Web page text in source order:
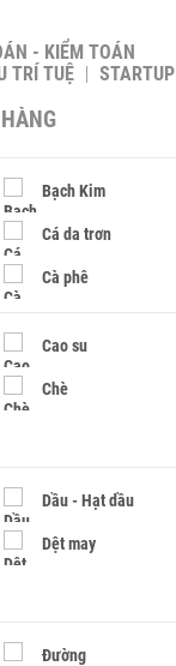
- KIỂM TOÁN
TRÍ TUỆ
STARTUP
Bạch Kim
Cá da trơn
Cà phê
Cao su
Chè
Dầu - Hạt dầu
Dệt may
Đường